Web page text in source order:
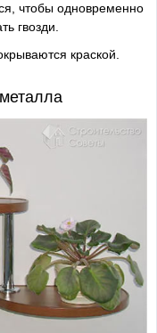
чтобы одновременно
гвозди.
краской.